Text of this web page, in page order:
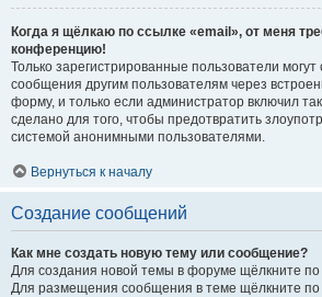
Когда я щёлкаю по ссылке «email», от меня
конференцию!
Только зарегистрированные пользователи
сообщения другим пользователям через
форму, и только если администратор включил
сделано для того, чтобы предотвратить
системой анонимными пользователями.
Вернуться к началу
Создание сообщений
Как мне создать новую тему или сообщение?
Для создания новой темы в форуме щёлкните
Для размещения сообщения в теме щёлкните по